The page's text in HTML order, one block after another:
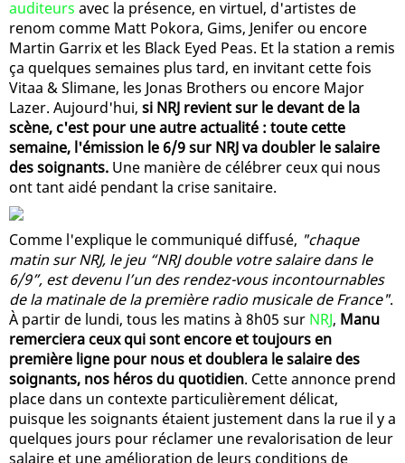
auditeurs avec la présence, en virtuel, d'artistes de
renom comme Matt Pokora, Gims, Jenifer ou encore
Martin Garrix et les Black Eyed Peas. Et la station a remis
ça quelques semaines plus tard, en invitant cette fois
Vitaa & Slimane, les Jonas Brothers ou encore Major
Lazer. Aujourd'hui, si NRJ revient sur le devant de la
scène, c'est pour une autre actualité : toute cette
semaine, l'émission le 6/9 sur NRJ va doubler le salaire
des soignants. Une manière de célébrer ceux qui nous
ont tant aidé pendant la crise sanitaire.
Comme l'explique le communiqué diffusé, "chaque
matin sur NRJ, le jeu “NRJ double votre salaire dans le
6/9”, est devenu l’un des rendez-vous incontournables
de la matinale de la première radio musicale de France".
À partir de lundi, tous les matins à 8h05 sur NRJ, Manu
remerciera ceux qui sont encore et toujours en
première ligne pour nous et doublera le salaire des
soignants, nos héros du quotidien. Cette annonce prend
place dans un contexte particulièrement délicat,
puisque les soignants étaient justement dans la rue il y a
quelques jours pour réclamer une revalorisation de leur
salaire et une amélioration de leurs conditions de